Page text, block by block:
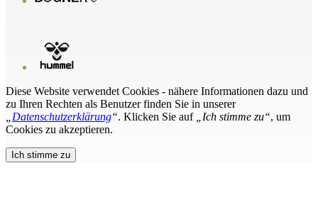
Diese Website verwendet Cookies - nähere Informationen dazu und
zu Ihren Rechten als Benutzer finden Sie in unserer
Datenschutzerklärung“. Klicken Sie auf „Ich stimme zu“, um
Cookies zu akzeptieren.
Ich stimme zu